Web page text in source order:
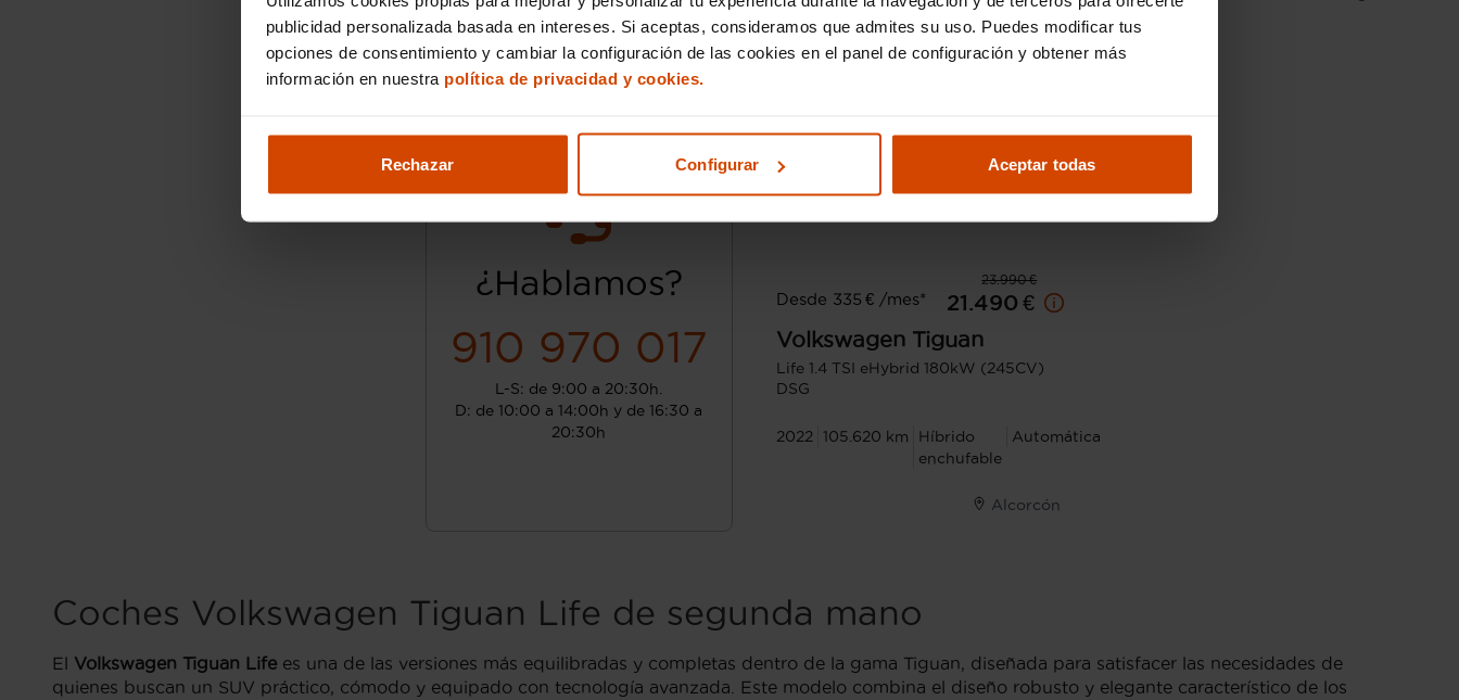
publicidad personalizada basada en intereses. Si aceptas, consideramos que admites su uso. Puedes modificar tus
opciones de consentimiento y cambiar la configuración de las cookies en el panel de configuración y obtener más
información en nuestra política de privacidad y cookies.
Rechazar Configurar Aceptar todas
¿Hablamos?
910 970 017
L-S: de 9:00 a 20:30h.
D: de 10:00 a 14:00h y de 16:30 a
20:30h
23.990 €
Desde 335 € /mes*
21.490 €
Volkswagen Tiguan
Life 1.4 TSI eHybrid 180kW (245CV)
DSG
2022 105.620 km
Híbrido
enchufable
Automática
Alcorcón
Coches Volkswagen Tiguan Life de segunda mano
El Volkswagen Tiguan Life es una de las versiones más equilibradas y completas dentro de la gama Tiguan, diseñada para satisfacer las necesidades de
quienes buscan un SUV práctico, cómodo y equipado con tecnología avanzada. Este modelo combina el diseño robusto y elegante característico de los